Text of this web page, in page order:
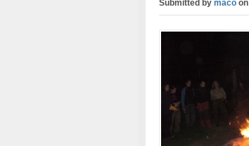
Submitted by macoon